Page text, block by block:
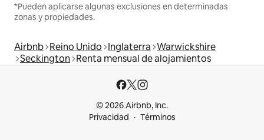
*Pueden aplicarse algunas exclusiones en determinadas
zonas y propiedades.
Airbnb Reino Unido Inglaterra Warwickshire
Seckington Renta mensual de alojamientos
© 2026 Airbnb, Inc.
Privacidad
Términos